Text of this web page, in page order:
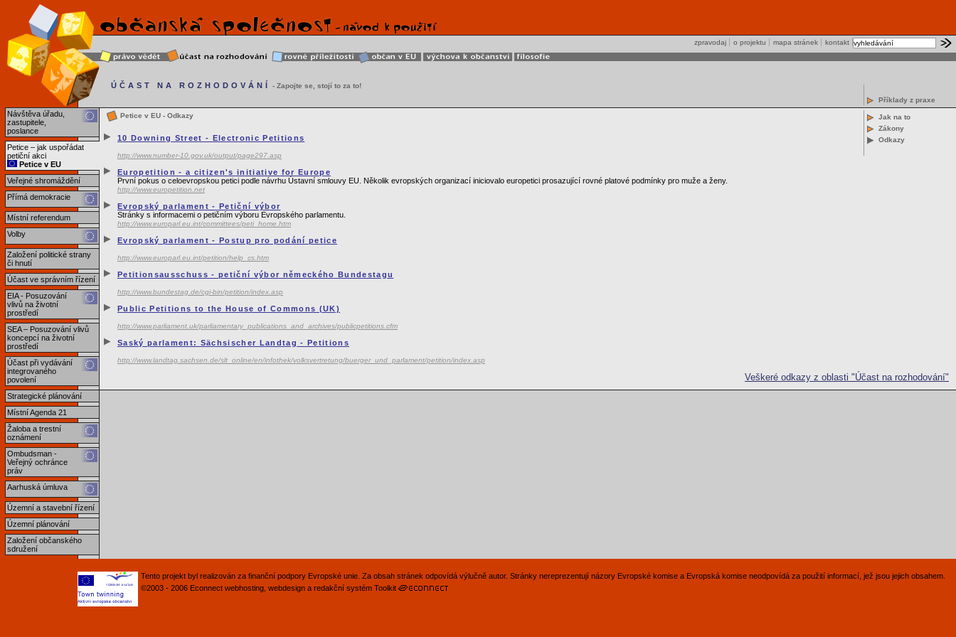
kontakt
mapa stránek
o projektu
zpravodaj
Návštěva úřadu,
zastupitele,
poslance
Petice – jak uspořádat
petiční akci
Petice v EU
Veřejné shromáždění
Přímá demokracie
Místní referendum
Volby
Založení politické strany
či hnutí
Účast ve správním řízení
EIA - Posuzování
vlivů na životní
prostředí
SEA – Posuzování vlivů
koncepcí na životní
prostředí
Účast při vydávání
integrovaného
povolení
Strategické plánování
Místní Agenda 21
Žaloba a trestní
oznámení
Ombudsman -
Veřejný ochránce
práv
Aarhuská úmluva
Územní a stavební řízení
Územní plánování
Založení občanského
sdružení
ÚČAST NA ROZHODOVÁNÍ
- Zapojte se, stojí to za to!
Příklady z praxe
Jak na to
Zákony
Odkazy
Petice v EU - Odkazy
10 Downing Street - Electronic Petitions
http://www.number-10.gov.uk/output/page297.asp
Europetition - a citizen's initiative for Europe
První pokus o celoevropskou petici podle návrhu Ústavní smlouvy EU. Několik evropských organizací iniciovalo europetici prosazující rovné platové podmínky pro muže a ženy.
http://www.europetition.net
Evropský parlament - Petiční výbor
Stránky s informacemi o petičním výboru Evropského parlamentu.
http://www.europarl.eu.int/committees/peti_home.htm
Evropský parlament - Postup pro podání petice
http://www.europarl.eu.int/petition/help_cs.htm
Petitionsausschuss - petiční výbor německého Bundestagu
http://www.bundestag.de/cgi-bin/petition/index.asp
Public Petitions to the House of Commons (UK)
http://www.parliament.uk/parliamentary_publications_and_archives/publicpetitions.cfm
Saský parlament: Sächsischer Landtag - Petitions
http://www.landtag.sachsen.de/slt_online/en/infothek/volksvertretung/buerger_und_parlament/petition/index.asp
Veškeré odkazy z oblasti "Účast na rozhodování"
Tento projekt byl realizován za finanční podpory Evropské unie. Za obsah stránek odpovídá výlučně autor. Stránky nereprezentují názory Evropské komise a Evropská komise neodpovídá za použití informací, jež jsou jejich obsahem.
©2003 - 2006 Econnect webhosting webdesign a redakční systém Toolkit